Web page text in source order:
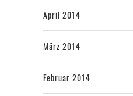
April 2014
März 2014
Februar 2014